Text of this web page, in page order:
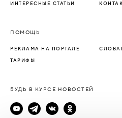
ИНТЕРЕСНЫЕ СТАТЬИ
ПОМОЩЬ
РЕКЛАМА НА ПОРТАЛЕ
ТАРИФЫ
БУДЬ В КУРСЕ НОВОСТЕЙ